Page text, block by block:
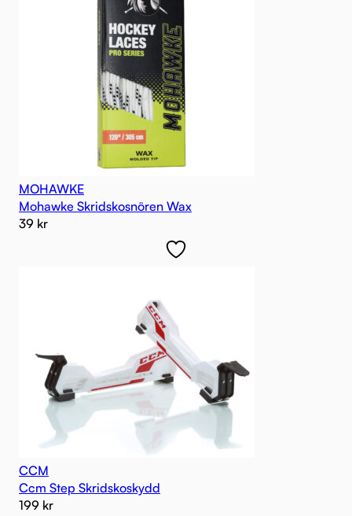
MOHAWKE
Mohawke Skridskosnören Wax
39 kr
CCM
Ccm Step Skridskoskydd
199 kr